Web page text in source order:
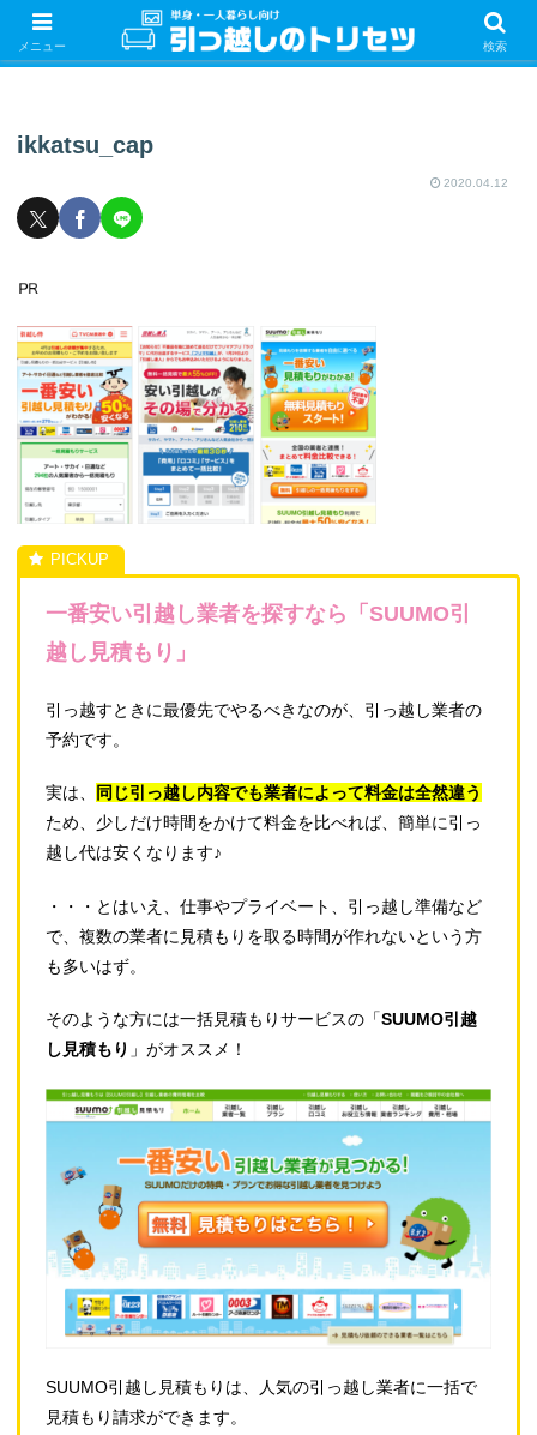
単身・一人暮らしの引っ越しをするときの手続き・やることを紹介！サクッと
引っ越しをしましょう♪
ikkatsu_cap
2020.04.12
一番安い引越し業者を探すなら「SUUMO引
越し見積もり」
引っ越すときに最優先でやるべきなのが、引っ越し業者の
予約です。
実は、
同じ引っ越し内容でも業者によって料金は全然違う
ため、少しだけ時間をかけて料金を比べれば、簡単に引っ
越し代は安くなります♪
・・・とはいえ、仕事やプライベート、引っ越し準備など
で、複数の業者に見積もりを取る時間が作れないという方
も多いはず。
そのような方には一括見積もりサービスの「SUUMO引越
し見積もり 」がオススメ！
SUUMO引越し見積もりは、人気の引っ越し業者に一括で
見積もり請求ができます。
メニュー 検索